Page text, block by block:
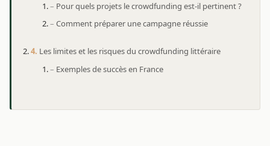
Pour quels projets le crowdfunding est-il pertinent ?
Comment préparer une campagne réussie
Les limites et les risques du crowdfunding littéraire
Exemples de succès en France